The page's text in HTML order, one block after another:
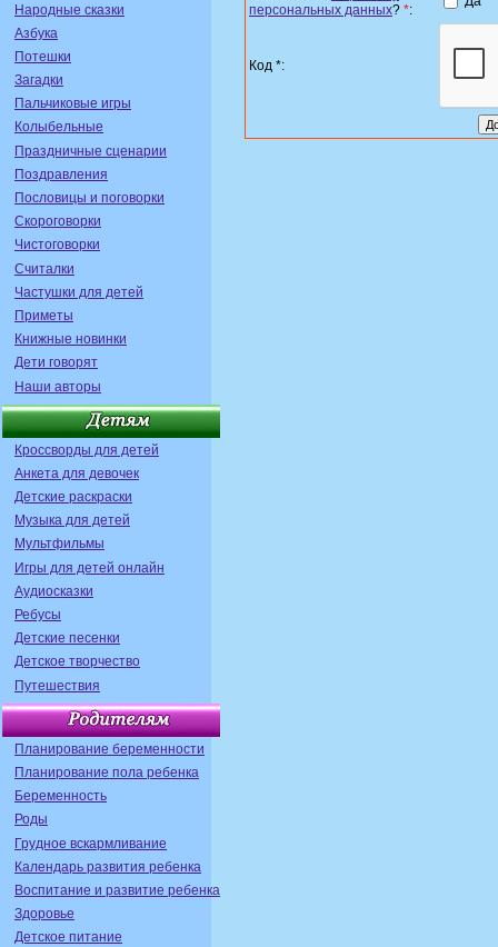
Народные сказки
Азбука
Потешки
Загадки
Пальчиковые игры
Колыбельные
Праздничные сценарии
Поздравления
Пословицы и поговорки
Скороговорки
Чистоговорки
Считалки
Частушки для детей
Приметы
Книжные новинки
Дети говорят
Наши авторы
Кроссворды для детей
Анкета для девочек
Детские раскраски
Музыка для детей
Мультфильмы
Игры для детей онлайн
Аудиосказки
Ребусы
Детские песенки
Детское творчество
Путешествия
Планирование беременности
Планирование пола ребенка
Беременность
Роды
Грудное вскармливание
Календарь развития ребенка
Воспитание и развитие ребенка
Здоровье
Детское питание
персональных данных? *:
Код *: